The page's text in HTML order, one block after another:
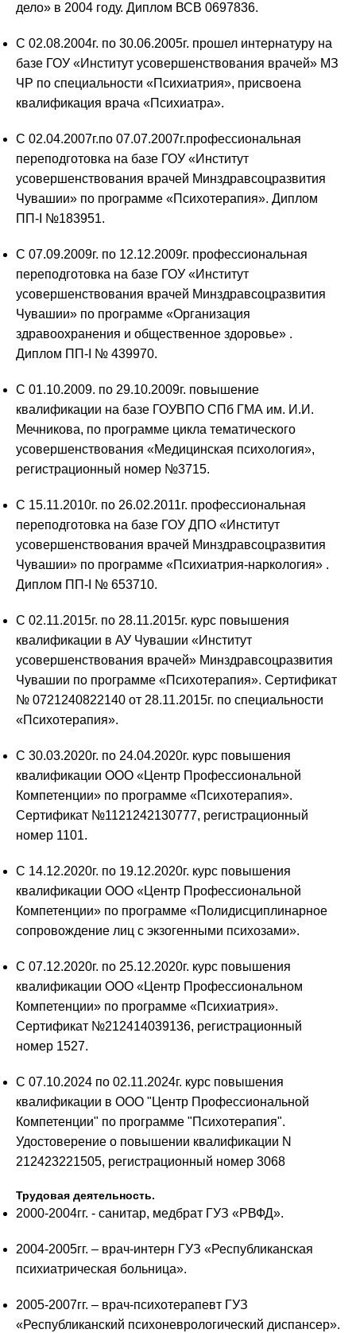
дело» в 2004 году. Диплом ВСВ 0697836.
С 02.08.2004г. по 30.06.2005г. прошел интернатуру на
базе ГОУ «Институт усовершенствования врачей» МЗ
ЧР по специальности «Психиатрия», присвоена
квалификация врача «Психиатра».
С 02.04.2007г.по 07.07.2007г.профессиональная
переподготовка на базе ГОУ «Институт
усовершенствования врачей Минздравсоцразвития
Чувашии» по программе «Психотерапия». Диплом
ПП-I №183951.
С 07.09.2009г. по 12.12.2009г. профессиональная
переподготовка на базе ГОУ «Институт
усовершенствования врачей Минздравсоцразвития
Чувашии» по программе «Организация
здравоохранения и общественное здоровье» .
Диплом ПП-I № 439970.
С 01.10.2009. по 29.10.2009г. повышение
квалификации на базе ГОУВПО СПб ГМА им. И.И.
Мечникова, по программе цикла тематического
усовершенствования «Медицинская психология»,
регистрационный номер №3715.
С 15.11.2010г. по 26.02.2011г. профессиональная
переподготовка на базе ГОУ ДПО «Институт
усовершенствования врачей Минздравсоцразвития
Чувашии» по программе «Психиатрия-наркология» .
Диплом ПП-I № 653710.
С 02.11.2015г. по 28.11.2015г. курс повышения
квалификации в АУ Чувашии «Институт
усовершенствования врачей» Минздравсоцразвития
Чувашии по программе «Психотерапия». Сертификат
№ 0721240822140 от 28.11.2015г. по специальности
«Психотерапия».
С 30.03.2020г. по 24.04.2020г. курс повышения
квалификации ООО «Центр Профессиональной
Компетенции» по программе «Психотерапия».
Сертификат №1121242130777, регистрационный
номер 1101.
С 14.12.2020г. по 19.12.2020г. курс повышения
квалификации ООО «Центр Профессиональной
Компетенции» по программе «Полидисциплинарное
сопровождение лиц с экзогенными психозами».
С 07.12.2020г. по 25.12.2020г. курс повышения
квалификации ООО «Центр Профессиональном
Компетенции» по программе «Психиатрия».
Сертификат №212414039136, регистрационный
номер 1527.
С 07.10.2024 по 02.11.2024г. курс повышения
квалификации в ООО "Центр Профессиональной
Компетенции" по программе "Психотерапия".
Удостоверение о повышении квалификации N
212423221505, регистрационный номер 3068
Трудовая деятельность.
2000-2004гг. - санитар, медбрат ГУЗ «РВФД».
2004-2005гг. – врач-интерн ГУЗ «Республиканская
психиатрическая больница».
2005-2007гг. – врач-психотерапевт ГУЗ
«Республиканский психоневрологический диспансер».